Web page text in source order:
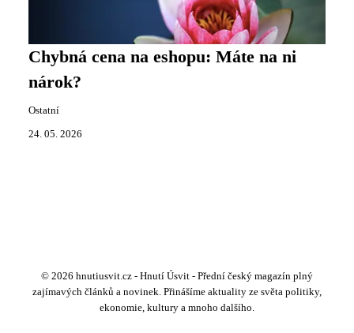
Chybná cena na eshopu: Máte na ni
nárok?
Ostatní
24. 05. 2026
© 2026 hnutiusvit.cz - Hnutí Úsvit - Přední český magazín plný
zajímavých článků a novinek. Přinášíme aktuality ze světa politiky,
ekonomie, kultury a mnoho dalšího.